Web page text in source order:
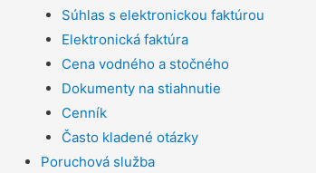
Súhlas s elektronickou faktúrou
Elektronická faktúra
Cena vodného a stočného
Dokumenty na stiahnutie
Cenník
Často kladené otázky
Poruchová služba